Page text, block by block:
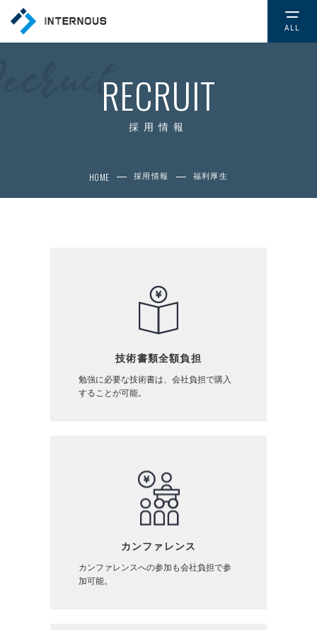
ALL
RECRUIT
採用情報
HOME 採用情報 福利厚生
技術書類全額負担
勉強に必要な技術書は、会社負担で購入
することが可能。
カンファレンス
カンファレンスへの参加も会社負担で参
加可能。
社会的取り組み
PRIVACY POLICY